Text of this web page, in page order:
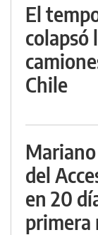
El
colapsó
Chile
del
en 20
primera